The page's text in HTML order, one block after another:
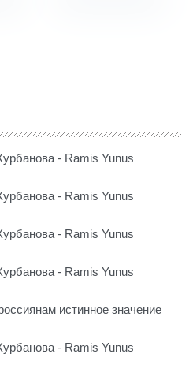
- Ramis Yunus
- Ramis Yunus
- Ramis Yunus
- Ramis Yunus
истинное значение
- Ramis Yunus